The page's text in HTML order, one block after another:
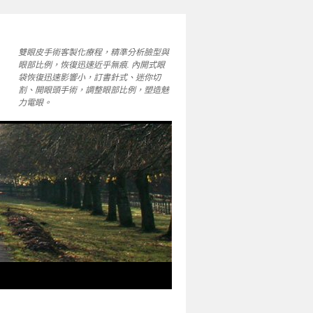
雙眼皮手術客製化療程，精準分析臉型與
眼部比例，恢復迅速近乎無痕. 內開式眼
袋恢復迅速影響小，訂書針式、迷你切
割、開眼頭手術，調整眼部比例，塑造魅
力電眼。